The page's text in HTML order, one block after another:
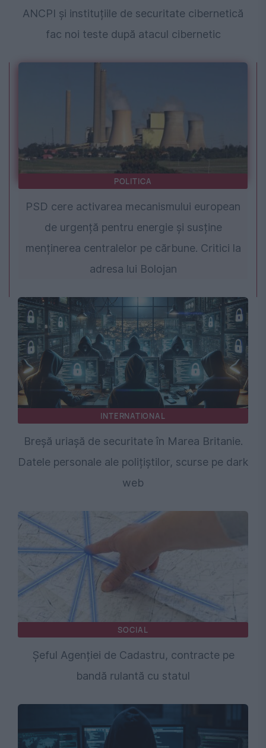
ANCPI și instituțiile de securitate cibernetică
fac noi teste după atacul cibernetic
POLITICA
PSD cere activarea mecanismului european
de urgență pentru energie și susține
menținerea centralelor pe cărbune. Critici la
adresa lui Bolojan
INTERNATIONAL
Breșă uriașă de securitate în Marea Britanie.
Datele personale ale polițiștilor, scurse pe dark
web
SOCIAL
Șeful Agenției de Cadastru, contracte pe
bandă rulantă cu statul